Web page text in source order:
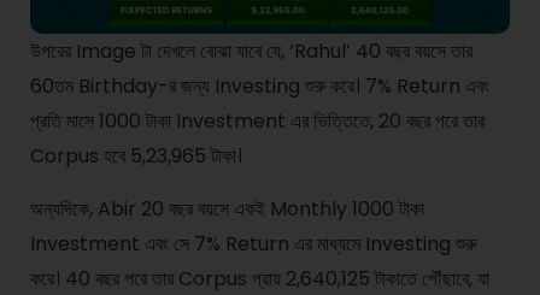
উপরের Image টা দেখলে বোঝা যাবে যে, ‘Rahul’ 40 বছর বয়সে তার
60তম Birthday-র জন্য Investing শুরু করে। 7% Return এবং
প্রতি মাসে 1000 টাকা Investment এর ভিত্তিতে, 20 বছর পরে তার
Corpus হবে 5,23,965 টাকা।
অন্যদিকে, Abir 20 বছর বয়সে একই Monthly 1000 টাকা
Investment এবং সে 7% Return এর মাধ্যমে Investing শুরু
করে। 40 বছর পরে তার Corpus প্রায় 2,640,125 টাকাতে পৌঁছাবে, যা